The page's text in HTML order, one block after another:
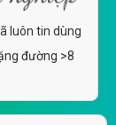
luôn tin dùng
đường >8